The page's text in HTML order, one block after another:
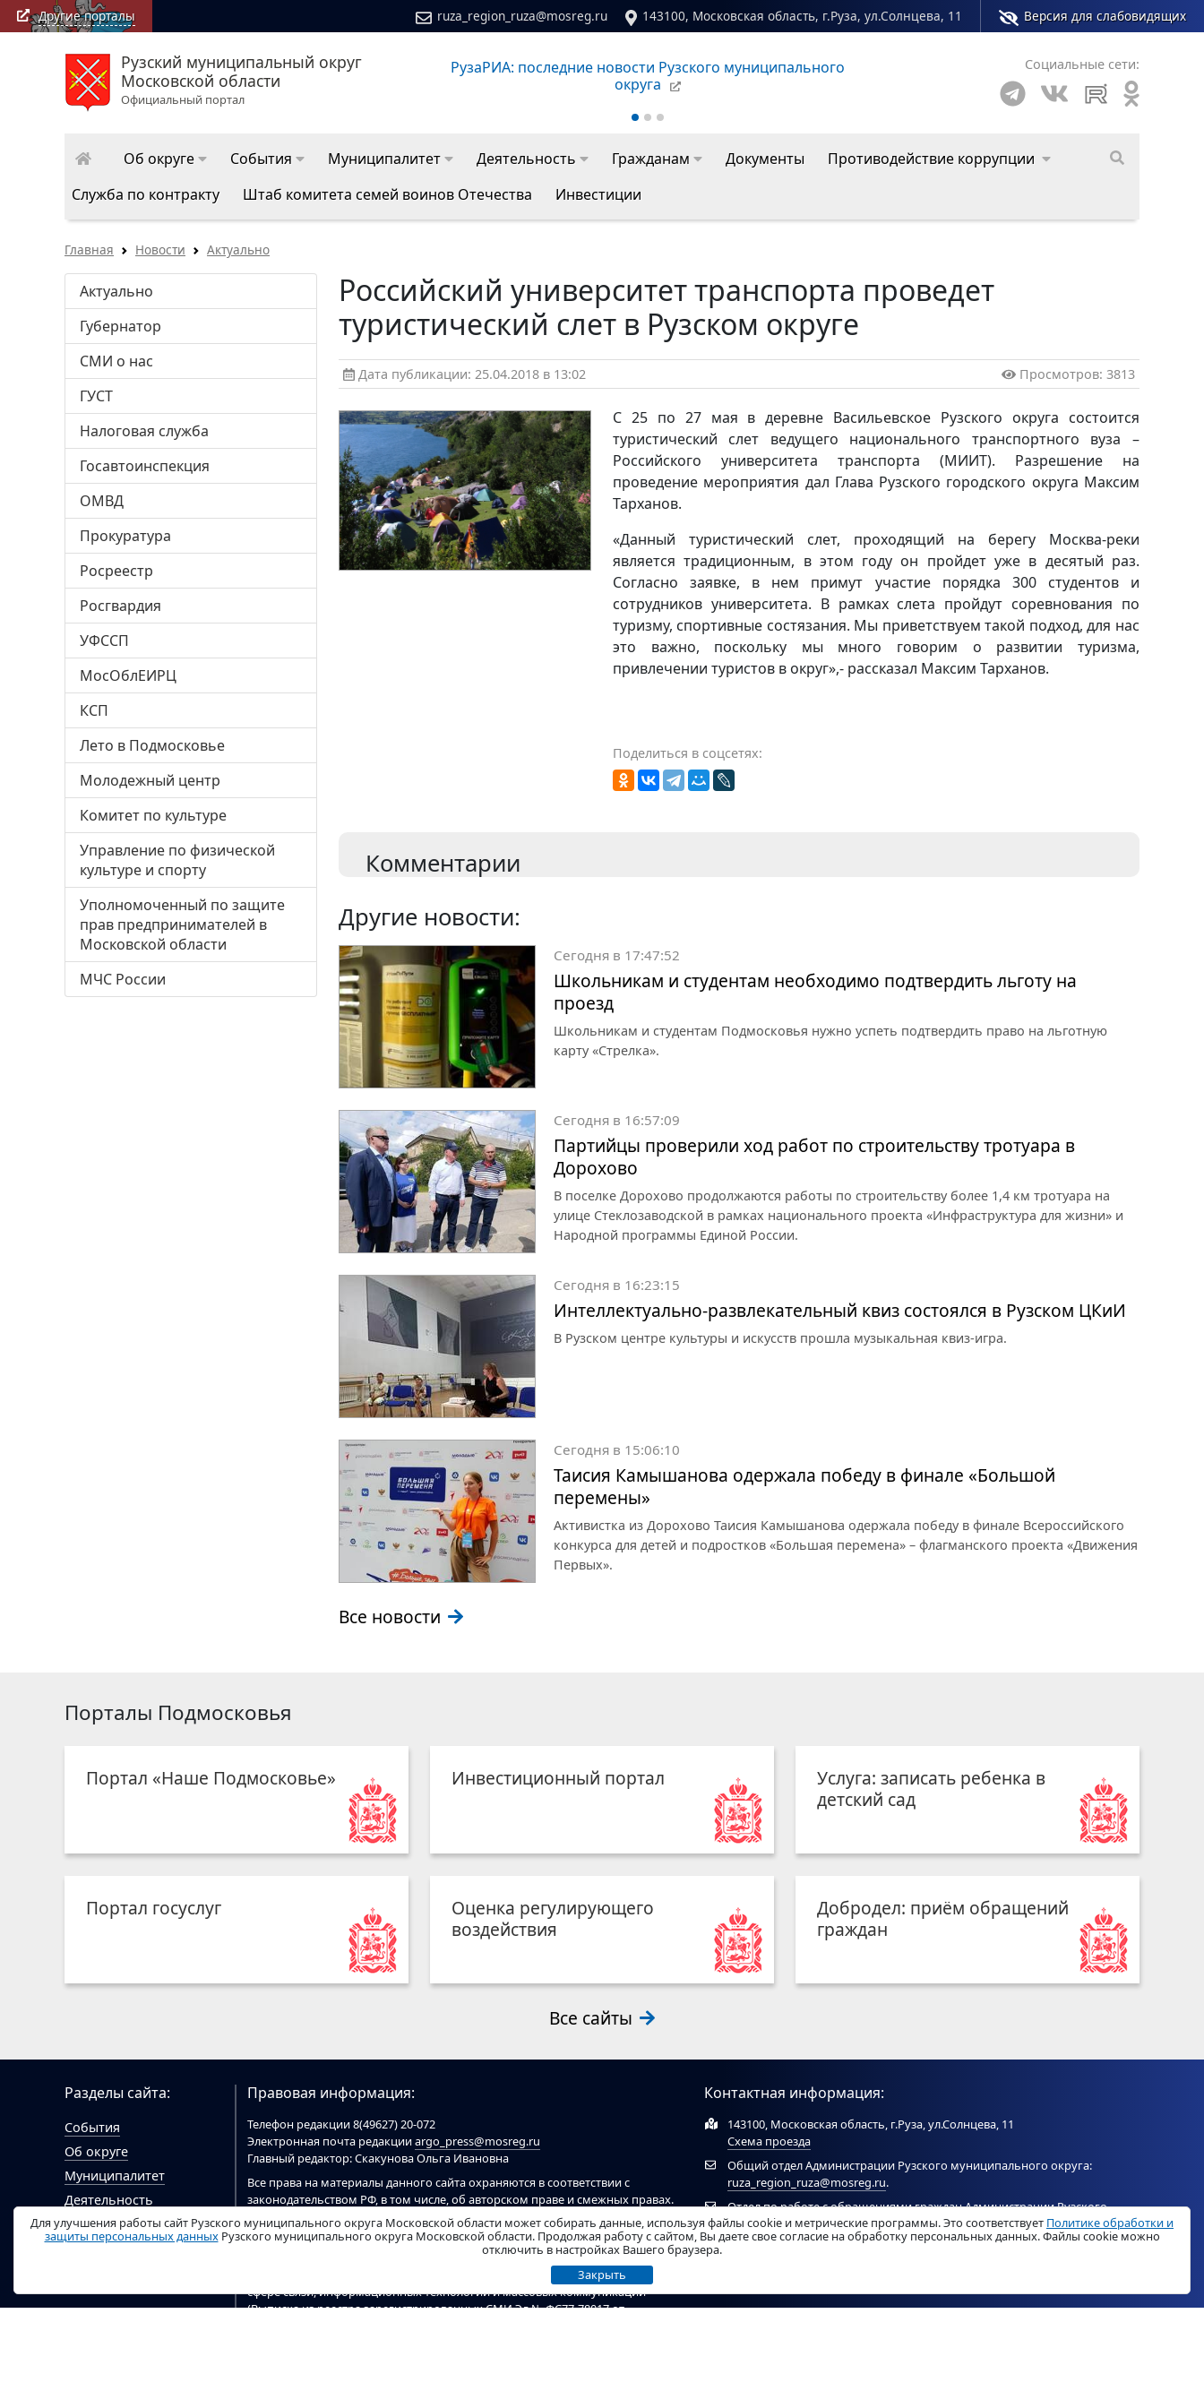
Другие порталы ruza_region_ruza@mosreg.ru 143100, Московская область, г.Руза, ул.Солнцева, 11 Версия для слабовидящих
Рузский муниципальный округ
Московской области
Официальный портал
РузаРИА: последние новости Рузского муниципального
округа
Сайт молодежного центра Рузского
Социальные сети:
Об округе События Муниципалитет Деятельность Гражданам Документы
Противодействие коррупции
Служба по контракту
Штаб комитета семей воинов Отечества Инвестиции
Главная Новости Актуально
Актуально
Губернатор
СМИ о нас
ГУСТ
Налоговая служба
Госавтоинспекция
ОМВД
Прокуратура
Росреестр
Росгвардия
УФССП
МосОблЕИРЦ
КСП
Лето в Подмосковье
Молодежный центр
Комитет по культуре
Управление по физической
культуре и спорту
Уполномоченный по защите
прав предпринимателей в
Московской области
МЧС России
Российский университет транспорта проведет
туристический слет в Рузском округе
Дата публикации: 25.04.2018 в 13:02 Просмотров: 3813
С 25 по 27 мая в деревне Васильевское Рузского округа состоится
туристический слет ведущего национального транспортного вуза –
Российского университета транспорта (МИИТ). Разрешение на
проведение мероприятия дал Глава Рузского городского округа Максим
Тарханов.
«Данный туристический слет, проходящий на берегу Москва-реки
является традиционным, в этом году он пройдет уже в десятый раз.
Согласно заявке, в нем примут участие порядка 300 студентов и
сотрудников университета. В рамках слета пройдут соревнования по
туризму, спортивные состязания. Мы приветствуем такой подход, для нас
это важно, поскольку мы много говорим о развитии туризма,
привлечении туристов в округ»,- рассказал Максим Тарханов.
Поделиться в соцсетях:
Комментарии
Другие новости:
Сегодня в 17:47:52
Школьникам и студентам необходимо подтвердить льготу на
проезд
Школьникам и студентам Подмосковья нужно успеть подтвердить право на льготную
карту «Стрелка».
Сегодня в 16:57:09
Партийцы проверили ход работ по строительству тротуара в
Дорохово
В поселке Дорохово продолжаются работы по строительству более 1,4 км тротуара на
улице Стеклозаводской в рамках национального проекта «Инфраструктура для жизни» и
Народной программы Единой России.
Сегодня в 16:23:15
Интеллектуально-развлекательный квиз состоялся в Рузском ЦКиИ
В Рузском центре культуры и искусств прошла музыкальная квиз-игра.
Сегодня в 15:06:10
Таисия Камышанова одержала победу в финале «Большой
перемены»
Активистка из Дорохово Таисия Камышанова одержала победу в финале Всероссийского
конкурса для детей и подростков «Большая перемена» – флагманского проекта «Движения
Первых».
Все новости
Порталы Подмосковья
Портал «Наше Подмосковье» Инвестиционный портал
Услуга: записать ребенка в
детский сад
Портал госуслуг
Оценка регулирующего
воздействия
Добродел: приём обращений
граждан
Все сайты
Разделы сайта:
События
Об округе
Муниципалитет
Деятельность
Гражданам
Документы
Правовая информация:
Телефон редакции 8(49627) 20-072
Электронная почта редакцииargo_press@mosreg.ru
Главный редактор: Скакунова Ольга Ивановна
Все права на материалы данного сайта охраняются в соответствии с
законодательством РФ, в том числе, об авторском праве и смежных правах.
При цитировании материалов обязательна ссылка на сайт
цитировании электронными ресурсами обязательна гиперссылка на сайт
зарегистрирован Федеральной службой по надзору в
сфере связи, информационных технологий и массовых коммуникаций
(Выписка из реестра зарегистрированных СМИ Эл № ФС77-78017 от
Контактная информация:
143100, Московская область, г.Руза, ул.Солнцева, 11
Схема проезда
Общий отдел Администрации Рузского муниципального округа:
ruza_region_ruza@mosreg.ru.
Отдел по работе с обращениями граждан Администрации Рузского
муниципального округа: ruza_og_argo@mosreg.ru.
Для улучшения работы сайт Рузского муниципального округа Московской области может собирать данные, используя файлы cookie и метрические программы. Это соответствует Политике обработки и
защиты персональных данныхРузского муниципального округа Московской области. Продолжая работу с сайтом, Вы даете свое согласие на обработку персональных данных. Файлы cookie можно
отключить в настройках Вашего браузера.
Закрыть